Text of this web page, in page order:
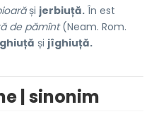
și jerbiuță. În est
de pămînt(Neam. Rom.
și jîghiuță.
| sinonim